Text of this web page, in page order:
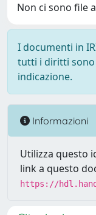
Non ci sono file
I documenti in
tutti i diritti sono
indicazione.
Informazioni
Utilizza questo
link a questo
https://